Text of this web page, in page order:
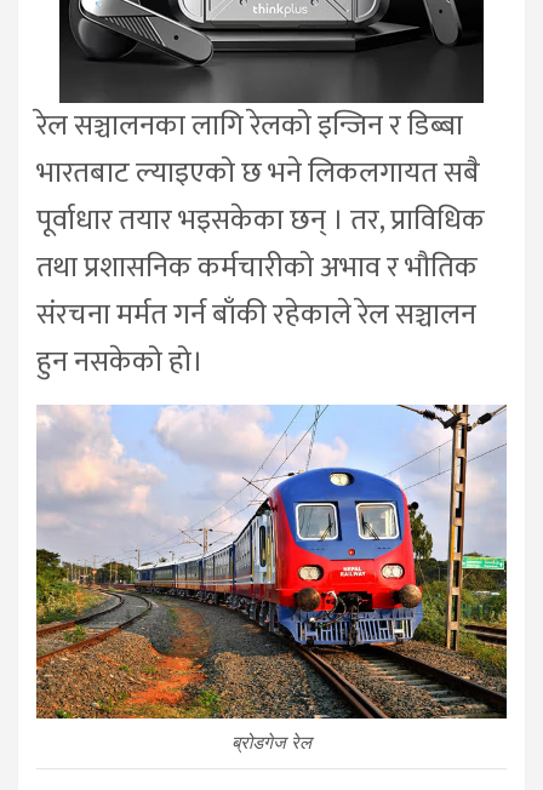
रेल सञ्चालनका लागि रेलको इन्जिन र डिब्बा
भारतबाट ल्याइएको छ भने लिकलगायत सबै
पूर्वाधार तयार भइसकेका छन् । तर, प्राविधिक
तथा प्रशासनिक कर्मचारीको अभाव र भौतिक
संरचना मर्मत गर्न बाँकी रहेकाले रेल सञ्चालन
हुन नसकेको हो।
ब्रोडगेज रेल